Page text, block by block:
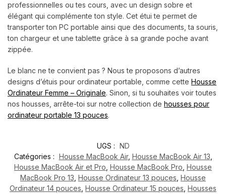
professionnelles ou tes cours, avec un design sobre et
élégant qui complémente ton style. Cet étui te permet de
transporter ton PC portable ainsi que des documents, ta souris,
ton chargeur et une tablette grâce à sa grande poche avant
zippée.
Le blanc ne te convient pas ? Nous te proposons d’autres
designs d’étuis pour ordinateur portable, comme cette Housse
Ordinateur Femme – Originale. Sinon, si tu souhaites voir toutes
nos housses, arrête-toi sur notre collection de housses pour
ordinateur portable 13 pouces.
UGS : ND
Catégories : Housse MacBook Air, Housse MacBook Air 13
Housse MacBook Air et Pro Housse MacBook Pro Housse
MacBook Pro 13 Housse Ordinateur 13 pouces Housse
Ordinateur 14 pouces Housse Ordinateur 15 pouces Housses